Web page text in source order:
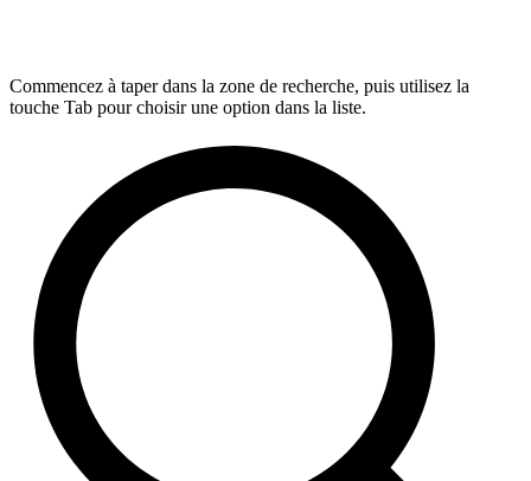
Commencez à taper dans la zone de recherche, puis utilisez la
touche Tab pour choisir une option dans la liste.